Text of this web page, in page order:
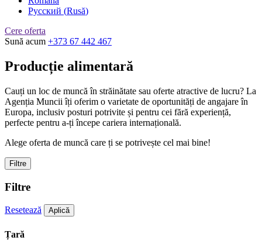
Русский (Rusă)
Cere oferta
Sună acum +373 67 442 467
Producție alimentară
Cauți un loc de muncă în străinătate sau oferte atractive de lucru? La
Agenția Muncii îți oferim o varietate de oportunități de angajare în
Europa, inclusiv posturi potrivite și pentru cei fără experiență,
perfecte pentru a-ți începe cariera internațională.
Alege oferta de muncă care ți se potrivește cel mai bine!
Filtre
Filtre
Resetează Aplică
Țară